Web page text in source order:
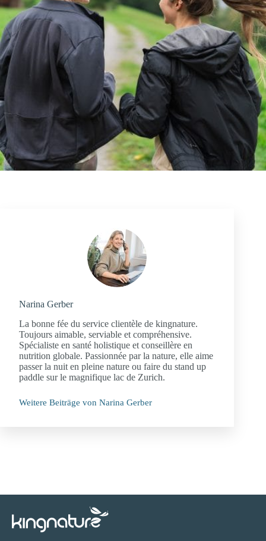
Narina Gerber
La bonne fée du service clientèle de kingnature.
Toujours aimable, serviable et compréhensive.
Spécialiste en santé holistique et conseillère en
nutrition globale. Passionnée par la nature, elle aime
passer la nuit en pleine nature ou faire du stand up
paddle sur le magnifique lac de Zurich.
Weitere Beiträge von Narina Gerber